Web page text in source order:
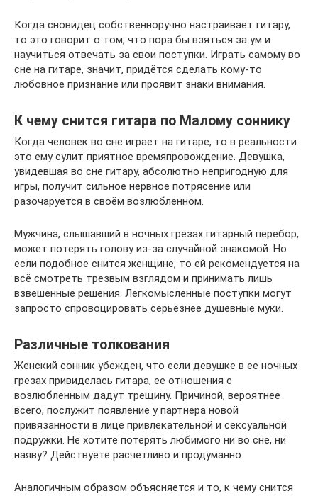
Когда сновидец собственноручно настраивает гитару,
то это говорит о том, что пора бы взяться за ум и
научиться отвечать за свои поступки. Играть самому во
сне на гитаре, значит, придётся сделать кому-то
любовное признание или проявит знаки внимания.
К чему снится гитара по Малому соннику
Когда человек во сне играет на гитаре, то в реальности
это ему сулит приятное времяпровождение. Девушка,
увидевшая во сне гитару, абсолютно непригодную для
игры, получит сильное нервное потрясение или
разочаруется в своём возлюбленном.
Мужчина, слышавший в ночных грёзах гитарный перебор,
может потерять голову из-за случайной знакомой. Но
если подобное снится женщине, то ей рекомендуется на
всё смотреть трезвым взглядом и принимать лишь
взвешенные решения. Легкомысленные поступки могут
запросто спровоцировать серьезнее душевные муки.
Различные толкования
Женский сонник убежден, что если девушке в ее ночных
грезах привиделась гитара, ее отношения с
возлюбленным дадут трещину. Причиной, вероятнее
всего, послужит появление у партнера новой
привязанности в лице привлекательной и сексуальной
подружки. Не хотите потерять любимого ни во сне, ни
наяву? Действуете расчетливо и продуманно.
Аналогичным образом объясняется и то, к чему снится